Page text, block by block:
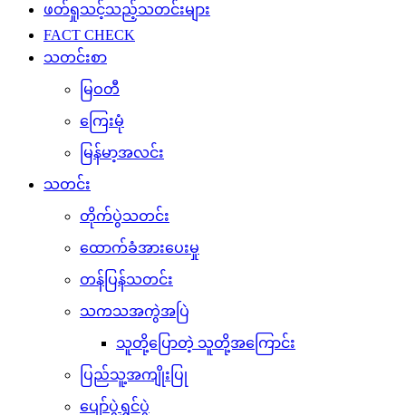
ဖတ်ရှုသင့်သည့်သတင်းများ
FACT CHECK
သတင်းစာ
မြဝတီ
ကြေးမုံ
မြန်မာ့အလင်း
သတင်း
တိုက်ပွဲသတင်း
ထောက်ခံအားပေးမှု
တန်ပြန်သတင်း
သကသအကွဲအပြဲ
သူတို့ပြောတဲ့ သူတို့အကြောင်း
ပြည်သူ့အကျိုးပြု
ပျော်ပွဲရွှင်ပွဲ